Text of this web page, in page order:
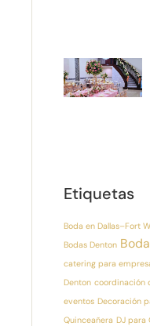
Etiquetas
Boda en Dallas–Fort
Bodas Denton
catering para
Denton coordinación
eventos Decoración
Quinceañera DJ para